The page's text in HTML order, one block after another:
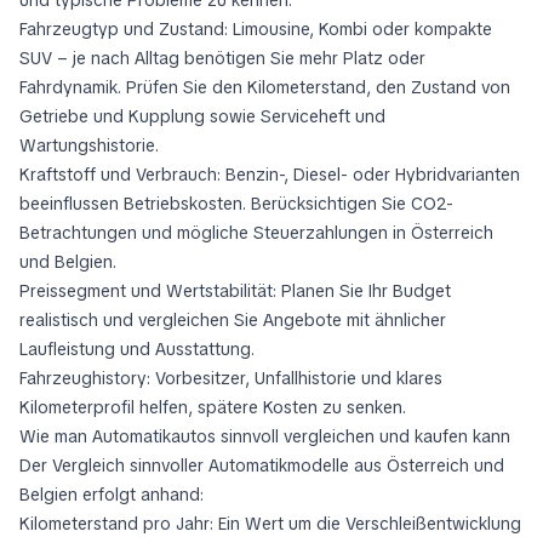
Fahrzeugtyp und Zustand: Limousine, Kombi oder kompakte
SUV – je nach Alltag benötigen Sie mehr Platz oder
Fahrdynamik. Prüfen Sie den Kilometerstand, den Zustand von
Getriebe und Kupplung sowie Serviceheft und
Wartungshistorie.
Kraftstoff und Verbrauch: Benzin-, Diesel- oder Hybridvarianten
beeinflussen Betriebskosten. Berücksichtigen Sie CO2-
Betrachtungen und mögliche Steuerzahlungen in Österreich
und Belgien.
Preissegment und Wertstabilität: Planen Sie Ihr Budget
realistisch und vergleichen Sie Angebote mit ähnlicher
Laufleistung und Ausstattung.
Fahrzeughistory: Vorbesitzer, Unfallhistorie und klares
Kilometerprofil helfen, spätere Kosten zu senken.
Wie man Automatikautos sinnvoll vergleichen und kaufen kann
Der Vergleich sinnvoller Automatikmodelle aus Österreich und
Belgien erfolgt anhand:
Kilometerstand pro Jahr: Ein Wert um die Verschleißentwicklung